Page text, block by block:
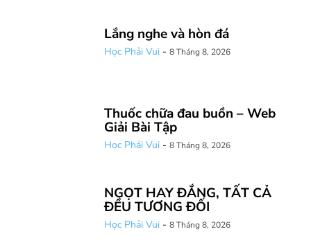
Lắng nghe và hòn đá
Học Phải Vui - 8 Tháng 8, 2026
Thuốc chữa đau buồn – Web
Giải Bài Tập
Học Phải Vui - 8 Tháng 8, 2026
NGỌT HAY ĐẮNG, TẤT CẢ
ĐỀU TƯƠNG ĐỐI
Học Phải Vui - 8 Tháng 8, 2026